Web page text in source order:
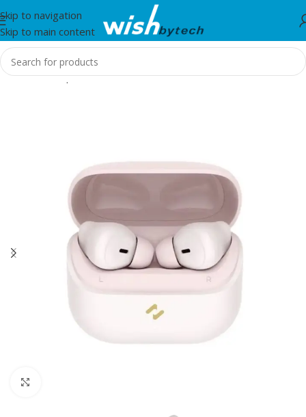
Skip to navigation
Skip to main content
Home/Headphones